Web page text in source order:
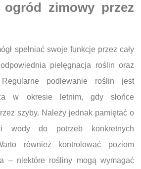
zimowy przez
spełniać swoje funkcje przez cały
pielęgnacja roślin oraz
podlewanie roślin jest
w okresie letnim, gdy słońce
szyby. Należy jednak pamiętać o
wody do potrzeb konkretnych
również kontrolować poziom
– niektóre rośliny mogą wymagać